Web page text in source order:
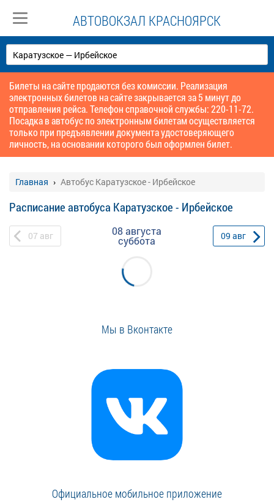
АВТОВОКЗАЛ КРАСНОЯРСК
Билеты на сайте продаются без комиссии. Реализация
электронных билетов на сайте закрывается за 5 минут до
отправления рейса. Телефон справочной службы: 220-11-72.
Посадка в автобус по электронным билетам осуществляется
только при предъявлении документа удостоверяющего
личность, на основании которого был оформлен билет.
Главная Автобус Каратузское - Ирбейское
Расписание автобуса Каратузское - Ирбейское
07 авг 08 августа
суббота 09 авг
Мы в Вконтакте
Официальное мобильное приложение